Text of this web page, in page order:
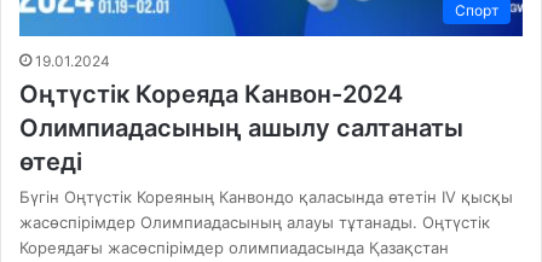
Спорт
19.01.2024
Оңтүстік Кореяда Канвон-2024
Олимпиадасының ашылу салтанаты
өтеді
Бүгін Оңтүстік Кореяның Канвондо қаласында өтетін IV қысқы
жасөспірімдер Олимпиадасының алауы тұтанады. Оңтүстік
Кореядағы жасөспірімдер олимпиадасында Қазақстан